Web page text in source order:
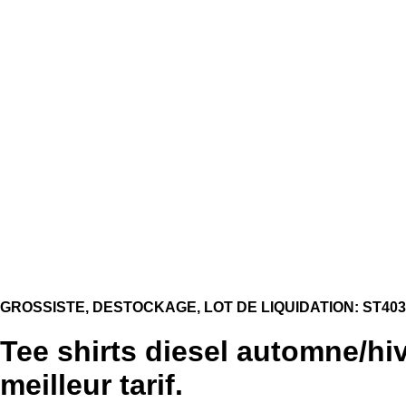
GROSSISTE, DESTOCKAGE, LOT DE LIQUIDATION:
Tee shirts diesel automne/
meilleur tarif.